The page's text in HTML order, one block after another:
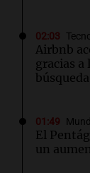
02:03
Airbnb
gracias
búsqueda
01:49
El
un